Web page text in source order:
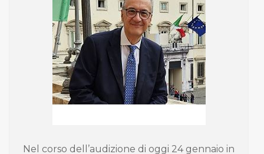
Nel corso dell’audizione di oggi 24 gennaio in